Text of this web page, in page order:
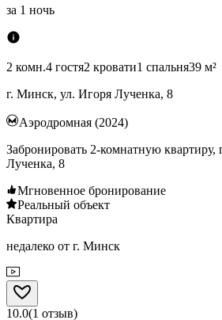
за 1 ночь
2 комн.4 гостя2 кровати1 спальня39 м²
г. Минск, ул. Игоря Лученка, 8
Аэродромная (2024)
Забронировать 2-комнатную
Лученка, 8
Мгновенное бронирование
Реальный объект
Квартира
недалеко от г. Минск
10.0(1 отзыв)